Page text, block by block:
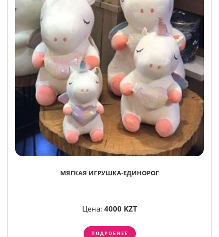
МЯГКАЯ ИГРУШКА-ЕДИНОРОГ
Цена: 4000 KZT
ПОДРОБНЕЕ